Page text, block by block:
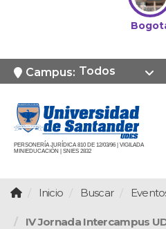
Campus: Todos
PERSONERÍA JURÍDICA 810 DE 12/03/96 | VIGILADA
MINIEDUCACIÓN | SNIES 2832
Inicio Buscar
IV Jornada Intercampus